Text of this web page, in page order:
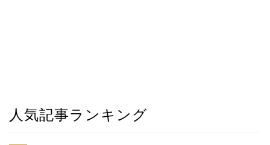
人気記事ランキング